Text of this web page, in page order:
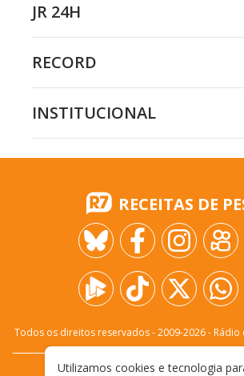
JR 24H
RECORD
INSTITUCIONAL
RECEITAS DE
Todos os direitos reservados - 2009-2026- Rádio
Utilizamos cookies e tecnologia